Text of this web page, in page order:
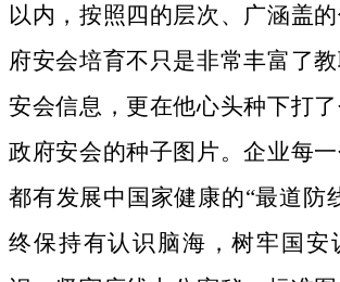
以内，按照四的层次、广涵盖
府安会培育不只是非常丰富了
安会信息，更在他心头种下打
政府安会的种子图片。企业每
都有发展中国家健康的“最道防
终保持有认识脑海，树牢国安